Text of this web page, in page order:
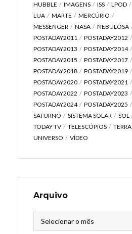
HUBBLE
IMAGENS ISS LPOD
LUA
MARTE
MERCÚRIO
MESSENGER
NASA
NEBULOSA
POSTADAY2011
POSTADAY2012
POSTADAY2013
POSTADAY2014
POSTADAY2015
POSTADAY2017
POSTADAY2018
POSTADAY2019
POSTADAY2020
POSTADAY2021
POSTADAY2022
POSTADAY2023
POSTADAY2024
POSTADAY2025
SATURNO
SISTEMA SOLAR SOL
TODAY TV
TELESCÓPIOS
TERRA
UNIVERSO
VÍDEO
Arquivo